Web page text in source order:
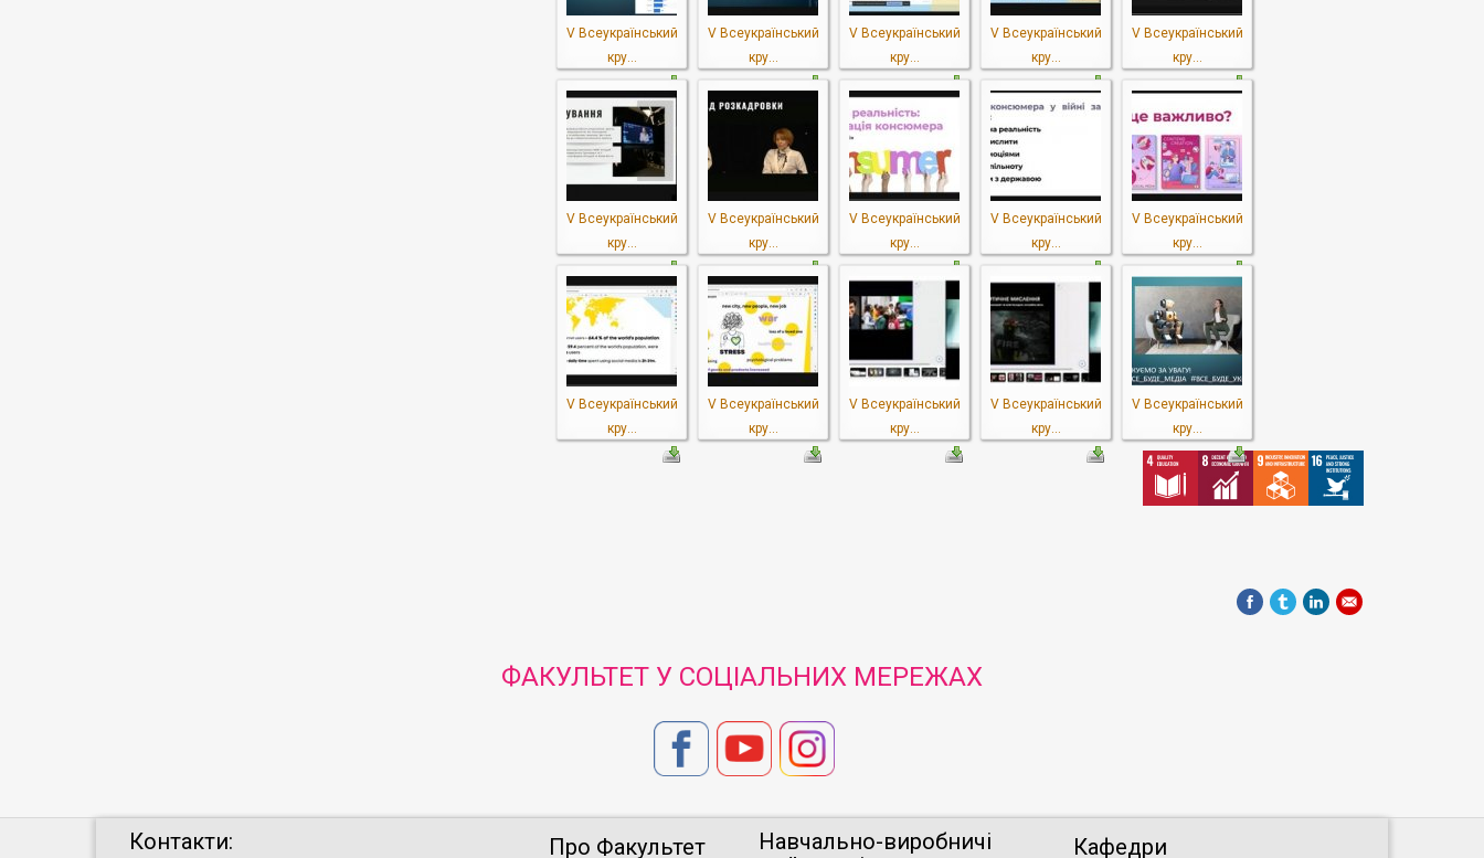
V Всеукраїнський
кру...
V Всеукраїнський
кру...
V Всеукраїнський
кру...
V Всеукраїнський
кру...
V Всеукраїнський
кру...
V Всеукраїнський
кру...
V Всеукраїнський
кру...
V Всеукраїнський
кру...
V Всеукраїнський
кру...
V Всеукраїнський
кру...
V Всеукраїнський
кру...
V Всеукраїнський
кру...
V Всеукраїнський
кру...
V Всеукраїнський
кру...
V Всеукраїнський
кру...
ФАКУЛЬТЕТ У СОЦІАЛЬНИХ МЕРЕЖАХ
Контакти: Про Факультет
Навчально-виробничі
Кафедри